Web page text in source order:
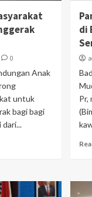
0
Anak
untuk
bagi bagi
dari...
di
Pr,